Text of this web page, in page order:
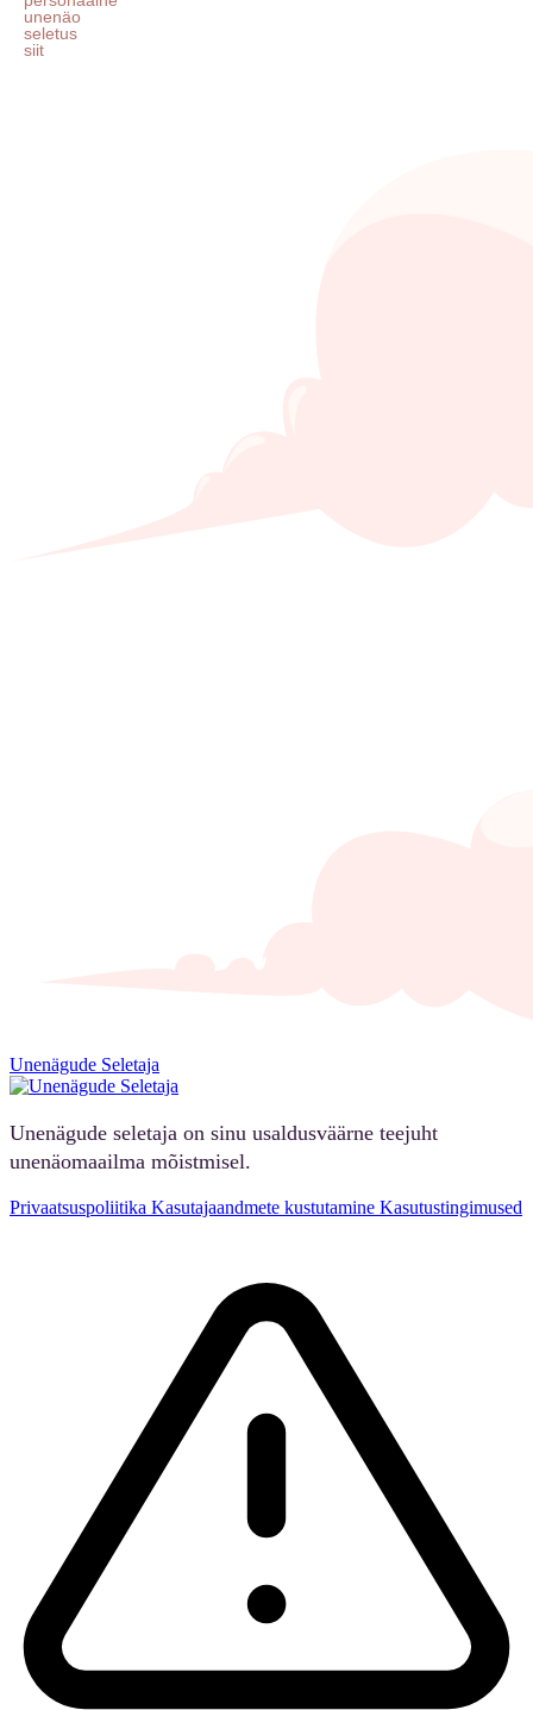
Unenägude Seletaja
Unenägude seletaja on sinu usaldusväärne teejuht
unenäomaailma mõistmisel.
Privaatsuspoliitika Kasutajaandmete kustutamine Kasutustingimused